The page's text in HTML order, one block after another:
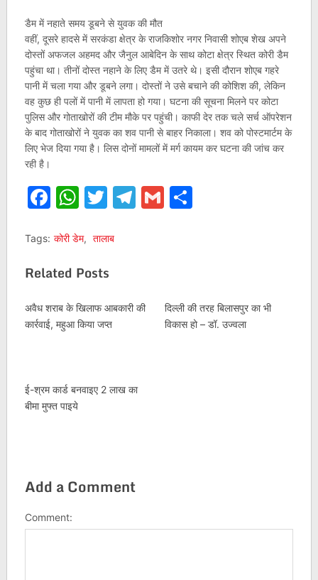
डैम में नहाते समय डूबने से युवक की मौत
वहीं, दूसरे हादसे में सरकंडा क्षेत्र के राजकिशोर नगर निवासी शोएब शेख अपने
दोस्तों अफजल अहमद और जैनुल आबेदिन के साथ कोटा क्षेत्र स्थित कोरी डैम
पहुंचा था। तीनों दोस्त नहाने के लिए डैम में उतरे थे। इसी दौरान शोएब गहरे
पानी में चला गया और डूबने लगा। दोस्तों ने उसे बचाने की कोशिश की, लेकिन
वह कुछ ही पलों में पानी में लापता हो गया। घटना की सूचना मिलने पर कोटा
पुलिस और गोताखोरों की टीम मौके पर पहुंची। काफी देर तक चले सर्च ऑपरेशन
के बाद गोताखोरों ने युवक का शव पानी से बाहर निकाला। शव को पोस्टमार्टम के
लिए भेज दिया गया है। लिस दोनों मामलों में मर्ग कायम कर घटना की जांच कर
रही है।
Facebook
WhatsApp
Twitter
Telegram
GmailShare
Tags: कोरी डेम, तालाब
Related Posts
अवैध शराब के खिलाफ आबकारी की
कार्रवाई, महुआ किया जप्त
दिल्ली की तरह बिलासपुर का भी
विकास हो – डॉ. उज्वला
ई-श्रम कार्ड बनवाइए 2 लाख का
बीमा मुफ्त पाइये
Add a Comment
Comment: